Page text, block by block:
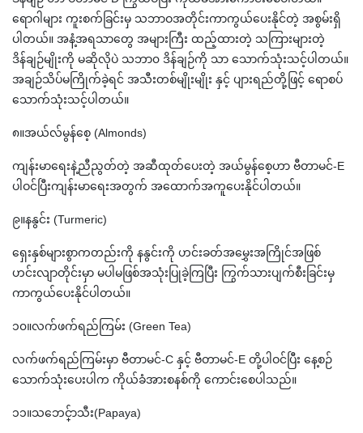
ရောဂါများ ကူးစက်ခြင်းမှ သဘာဝအတိုင်းကာကွယ်ပေးနိုင်တဲ့ အစွမ်းရှိ
ပါတယ်။ အနံ့အရသာတွေ အများကြီး ထည့်ထားတဲ့ သကြားများတဲ့
ဒိန်ချဉ်မျိုးကို မဆိုလိုပဲ သဘာ၀ ဒိန်ချဉ်ကို သာ သောက်သုံးသင့်ပါတယ်။
အချဉ်သိပ်မကြိုက်ခဲ့ရင် အသီးတစ်မျိုးမျိုး နှင့် ပျားရည်တို့ဖြင့် ရောစပ်
သောက်သုံးသင့်ပါတယ်။
၈။အယ်လ်မွန်စေ့ (Almonds)
ကျန်းမာရေးနဲ့ညီညွတ်တဲ့ အဆီထုတ်ပေးတဲ့ အယ်မွန်စေ့ဟာ ဗီတာမင်-E
ပါဝင်ပြီးကျန်းမာရေးအတွက် အထောက်အကူပေးနိုင်ပါတယ်။
၉။နနွင်း (Turmeric)
ရှေးနှစ်များစွာကတည်းကို နနွင်းကို ဟင်းခတ်အမွှေးအကြိုင်အဖြစ်
ဟင်းလျာတိုင်းမှာ မပါမဖြစ်အသုံးပြုခဲ့ကြပြီး ကြွက်သားပျက်စီးခြင်းမှ
ကာကွယ်ပေးနိုင်ပါတယ်။
၁၀။လက်ဖက်ရည်ကြမ်း (Green Tea)
လက်ဖက်ရည်ကြမ်းမှာ ဗီတာမင်-C နှင့် ဗီတာမင်-E တို့ပါဝင်ပြီး နေ့စဉ်
သောက်သုံးပေးပါက ကိုယ်ခံအားစနစ်ကို ကောင်းစေပါသည်။
၁၁။သင်္ဘောသီး(Papaya)